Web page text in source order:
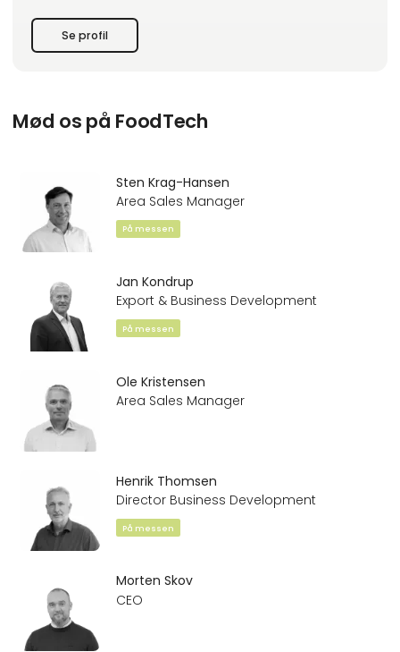
• Alt inden for etiketterings- og mærkningsløsninger
Se profil
Mød os på FoodTech
Sten Krag-Hansen
Area Sales Manager
På messen
Jan Kondrup
Export & Business Development
På messen
Ole Kristensen
Area Sales Manager
Henrik Thomsen
Director Business Development
På messen
Morten Skov
CEO